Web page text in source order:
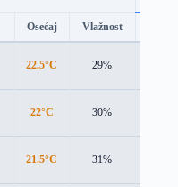
Osećaj Vlažnost
22.5°C 29%
22°C 30%
21.5°C 31%